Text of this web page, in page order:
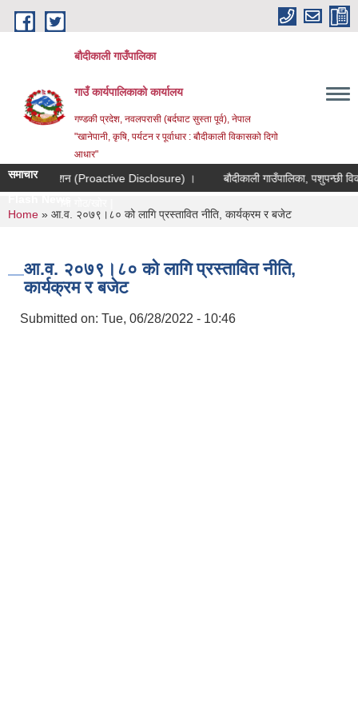
Skip to main content
बौदीकाली गाउँपालिका
गाउँ कार्यपालिकाको कार्यालय
गण्डकी प्रदेश, नवलपरासी (बर्दघाट सुस्ता पूर्व), नेपाल
"खानेपानी, कृषि, पर्यटन र पूर्वाधार : बौदीकाली विकासको दिगो
आधार"
समाचार
प्रकाशन (Proactive Disclosure) ।
बौदीकाली गाउँपालिका, पशुपन्छी विकास
You are here
Home » आ.व. २०७९।८० को लागि प्रस्तावित नीति, कार्यक्रम र बजेट
आ.व. २०७९।८० को लागि प्रस्तावित नीति,
कार्यक्रम र बजेट
Submitted on: Tue, 06/28/2022 - 10:46